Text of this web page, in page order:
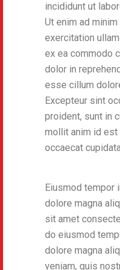
incididunt ut
Ut enim ad
exercitation
ex ea commodo
dolor in
esse cillum
Excepteur sint
proident, sunt in
mollit anim id est
occaecat
Eiusmod tempor
dolore magna
sit amet
do eiusmod
dolore magna
veniam, quis